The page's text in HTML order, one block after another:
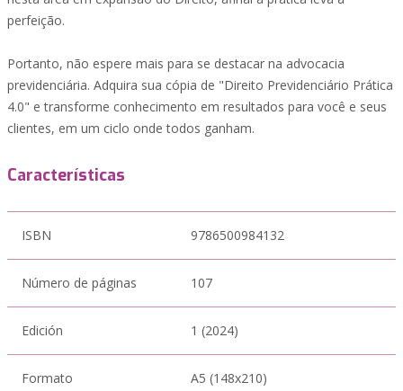
perfeição.
Portanto, não espere mais para se destacar na advocacia
previdenciária. Adquira sua cópia de "Direito Previdenciário Prática
4.0" e transforme conhecimento em resultados para você e seus
clientes, em um ciclo onde todos ganham.
Características
ISBN 9786500984132
Número de páginas 107
Edición 1 (2024)
Formato A5 (148x210)